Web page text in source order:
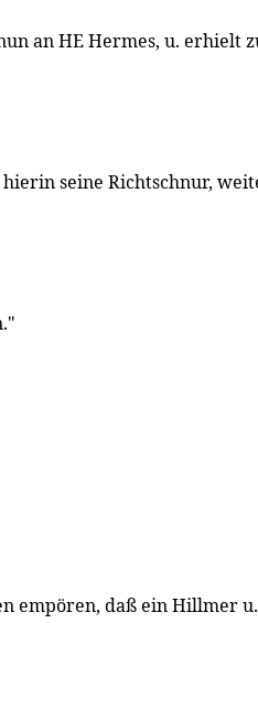
an HE Hermes, u. erhielt
seine Richtschnur,
empören, daß ein Hillmer